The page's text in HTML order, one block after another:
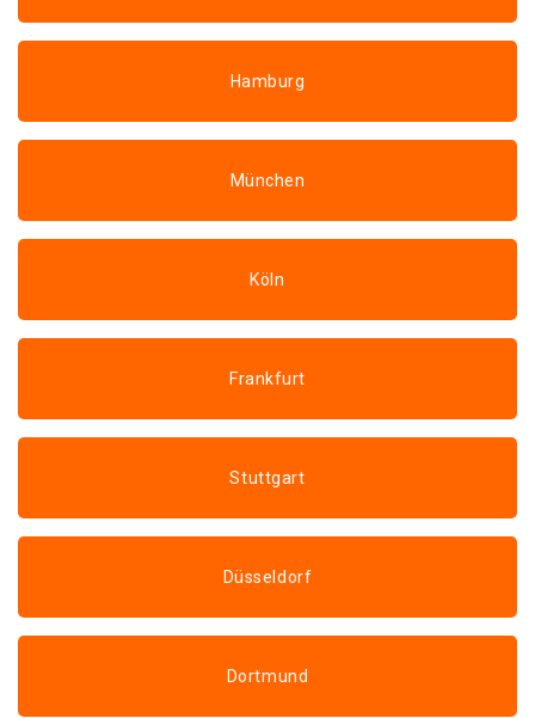
Hamburg
München
Köln
Frankfurt
Stuttgart
Düsseldorf
Dortmund